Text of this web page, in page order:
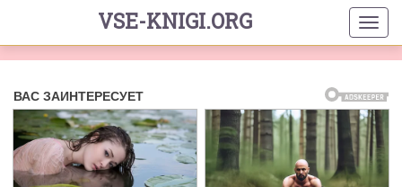
VSE-KNIGI.ORG